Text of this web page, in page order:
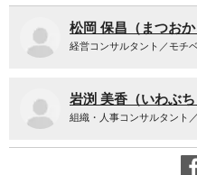
松岡 保昌（まつおか
経営コンサルタント／モチ
岩渕 美香（いわぶち
組織・人事コンサルタント